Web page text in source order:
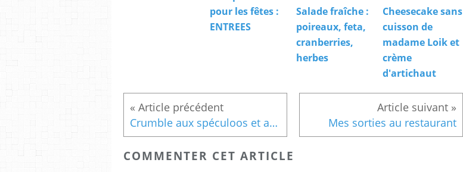
pour les fêtes :
ENTREES
Salade fraîche :
poireaux, feta,
cranberries,
herbes
Cheesecake sans
cuisson de
madame Loik et
crème
d'artichaut
Crumble aux spéculoos et aux pommes Mes sorties au restaurant
COMMENTER CET ARTICLE